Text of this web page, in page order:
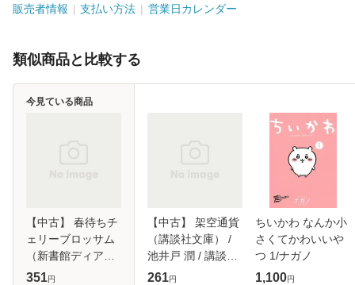
販売者情報 支払い方法 営業日カレンダー
類似商品と比較する
【中古】 春待ちチ
ェリーブロッサム
（新書館ディアプ
ラス文庫） / 松前
351円
今見ている商品
【中古】 架空通貨
（講談社文庫） /
池井戸 潤 / 講談社
[文庫]【メール便送
261円
ちいかわ なんか小
さくてかわいいや
つ 1/ナガノ
1,100円